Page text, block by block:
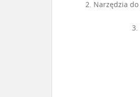
2. Narzędzia
3.